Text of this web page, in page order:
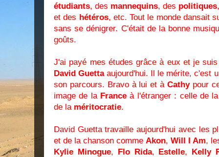
étudiants, des mannequins, des politiques
et des hétéros, etc. Tout le monde dansait
sans se dénigrer. C'était de la bonne
goûts.
J'ai payé mes études grâce à eux et je
David Guettaaujourd'hui. Il le mérite, c'est
son parcours. Bravo à lui et à Cathypour
image de la France à l'étranger : celle de
de la méritocratie.
David Guetta travaille aujourd'hui avec les
et de la chanson comme Akon, Will I Am,
Kylie Minogue, Flo Rida, Estelle, Kelly